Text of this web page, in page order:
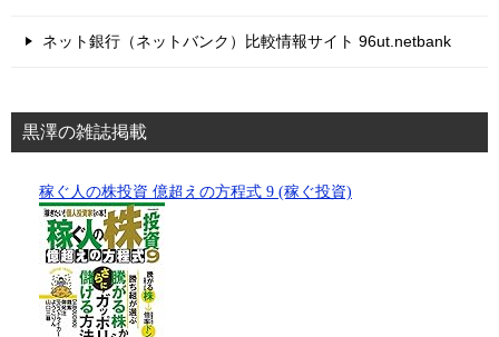
ネット銀行（ネットバンク）比較情報サイト 96ut.netbank
黒澤の雑誌掲載
稼ぐ人の株投資 億超えの方程式 9 (稼ぐ投資)